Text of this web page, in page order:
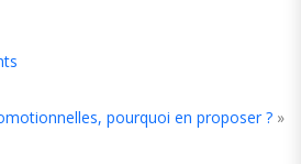
pourquoi en proposer ? »